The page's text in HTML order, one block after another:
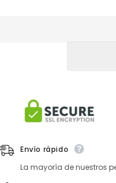
Envío rápido
La mayoría de nuestros